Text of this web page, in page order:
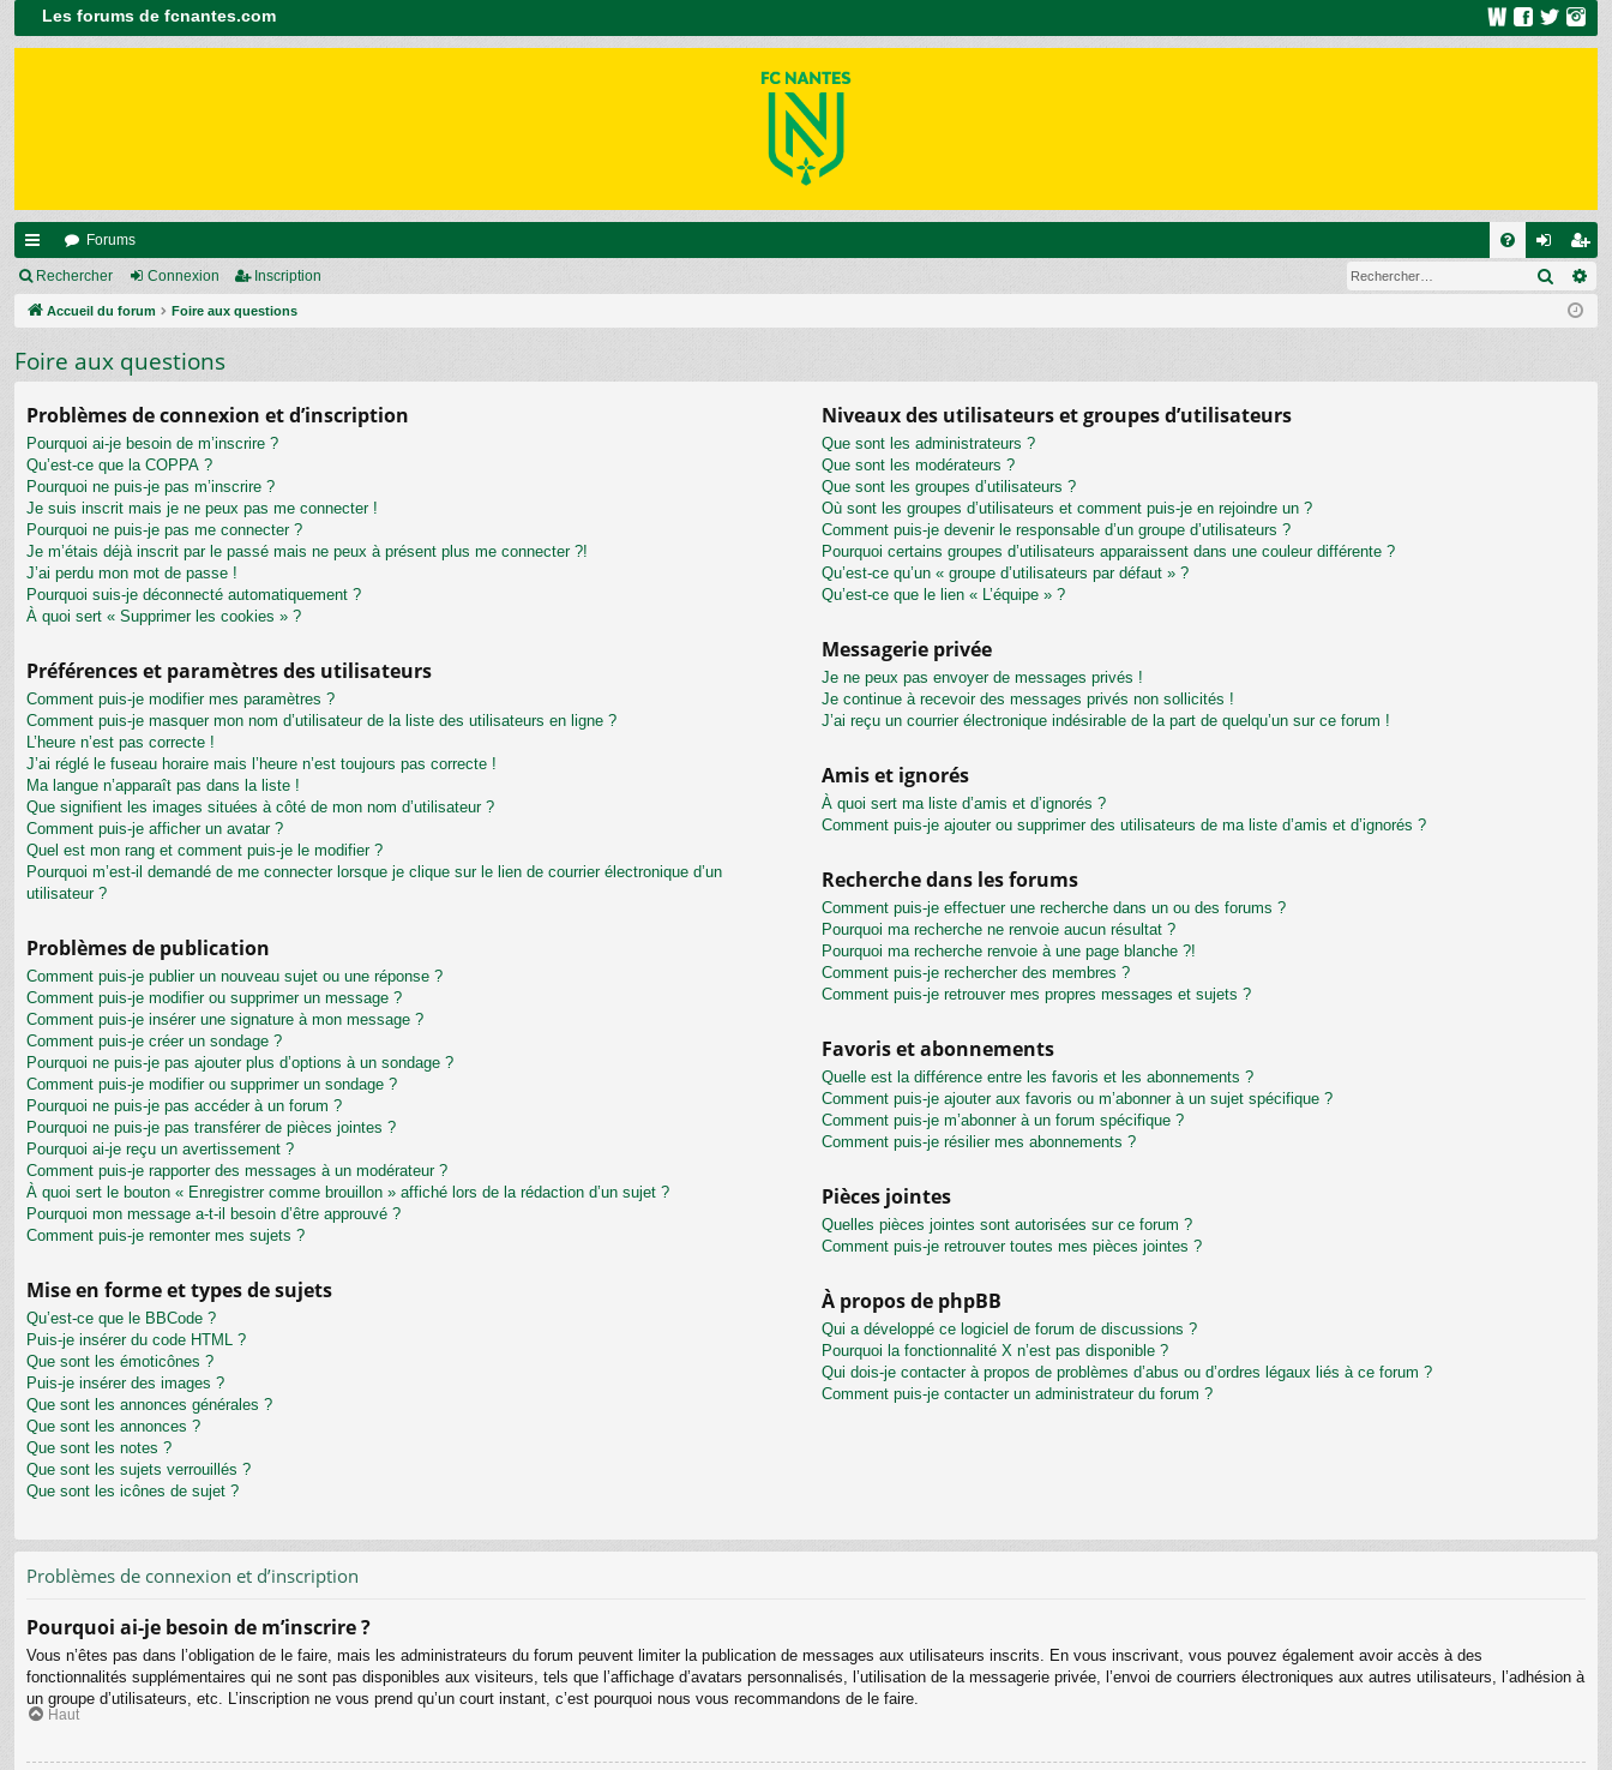
Les forums de fcnantes.com
ac
co
ci
s
Forums
on
on
ns
cri
on
Rechercher Connexion Inscription
Accueil du forum Foire aux questions
Foire aux questions
Problèmes de connexion et d’inscription
Pourquoi ai-je besoin de m’inscrire ?
Qu’est-ce que la COPPA ?
Pourquoi ne puis-je pas m’inscrire ?
Je suis inscrit mais je ne peux pas me connecter !
Pourquoi ne puis-je pas me connecter ?
Je m’étais déjà inscrit par le passé mais ne peux à présent plus me connecter ?!
J’ai perdu mon mot de passe !
Pourquoi suis-je déconnecté automatiquement ?
À quoi sert « Supprimer les cookies » ?
Préférences et paramètres des utilisateurs
Comment puis-je modifier mes paramètres ?
Comment puis-je masquer mon nom d’utilisateur de la liste des utilisateurs en ligne ?
L’heure n’est pas correcte !
J’ai réglé le fuseau horaire mais l’heure n’est toujours pas correcte !
Ma langue n’apparaît pas dans la liste !
Que signifient les images situées à côté de mon nom d’utilisateur ?
Comment puis-je afficher un avatar ?
Quel est mon rang et comment puis-je le modifier ?
Pourquoi m’est-il demandé de me connecter lorsque je clique sur le lien de courrier électronique d’un
utilisateur ?
Problèmes de publication
Comment puis-je publier un nouveau sujet ou une réponse ?
Comment puis-je modifier ou supprimer un message ?
Comment puis-je insérer une signature à mon message ?
Comment puis-je créer un sondage ?
Pourquoi ne puis-je pas ajouter plus d’options à un sondage ?
Comment puis-je modifier ou supprimer un sondage ?
Pourquoi ne puis-je pas accéder à un forum ?
Pourquoi ne puis-je pas transférer de pièces jointes ?
Pourquoi ai-je reçu un avertissement ?
Comment puis-je rapporter des messages à un modérateur ?
À quoi sert le bouton « Enregistrer comme brouillon » affiché lors de la rédaction d’un sujet ?
Pourquoi mon message a-t-il besoin d’être approuvé ?
Comment puis-je remonter mes sujets ?
Mise en forme et types de sujets
Qu’est-ce que le BBCode ?
Puis-je insérer du code HTML ?
Que sont les émoticônes ?
Puis-je insérer des images ?
Que sont les annonces générales ?
Que sont les annonces ?
Que sont les notes ?
Que sont les sujets verrouillés ?
Que sont les icônes de sujet ?
Niveaux des utilisateurs et groupes d’utilisateurs
Que sont les administrateurs ?
Que sont les modérateurs ?
Que sont les groupes d’utilisateurs ?
Où sont les groupes d’utilisateurs et comment puis-je en rejoindre un ?
Comment puis-je devenir le responsable d’un groupe d’utilisateurs ?
Pourquoi certains groupes d’utilisateurs apparaissent dans une couleur différente ?
Qu’est-ce qu’un « groupe d’utilisateurs par défaut » ?
Qu’est-ce que le lien « L’équipe » ?
Messagerie privée
Je ne peux pas envoyer de messages privés !
Je continue à recevoir des messages privés non sollicités !
J’ai reçu un courrier électronique indésirable de la part de quelqu’un sur ce forum !
Amis et ignorés
À quoi sert ma liste d’amis et d’ignorés ?
Comment puis-je ajouter ou supprimer des utilisateurs de ma liste d’amis et d’ignorés ?
Recherche dans les forums
Comment puis-je effectuer une recherche dans un ou des forums ?
Pourquoi ma recherche ne renvoie aucun résultat ?
Pourquoi ma recherche renvoie à une page blanche ?!
Comment puis-je rechercher des membres ?
Comment puis-je retrouver mes propres messages et sujets ?
Favoris et abonnements
Quelle est la différence entre les favoris et les abonnements ?
Comment puis-je ajouter aux favoris ou m’abonner à un sujet spécifique ?
Comment puis-je m’abonner à un forum spécifique ?
Comment puis-je résilier mes abonnements ?
Pièces jointes
Quelles pièces jointes sont autorisées sur ce forum ?
Comment puis-je retrouver toutes mes pièces jointes ?
À propos de phpBB
Qui a développé ce logiciel de forum de discussions ?
Pourquoi la fonctionnalité X n’est pas disponible ?
Qui dois-je contacter à propos de problèmes d’abus ou d’ordres légaux liés à ce forum ?
Comment puis-je contacter un administrateur du forum ?
Problèmes de connexion et d’inscription
Pourquoi ai-je besoin de m’inscrire ?
Vous n’êtes pas dans l’obligation de le faire, mais les administrateurs du forum peuvent limiter la publication de messages aux utilisateurs inscrits. En vous inscrivant, vous pouvez également avoir accès à des
fonctionnalités supplémentaires qui ne sont pas disponibles aux visiteurs, tels que l’affichage d’avatars personnalisés, l’utilisation de la messagerie privée, l’envoi de courriers électroniques aux autres utilisateurs, l’adhésion à
un groupe d’utilisateurs, etc. L’inscription ne vous prend qu’un court instant, c’est pourquoi nous vous recommandons de le faire.
Haut